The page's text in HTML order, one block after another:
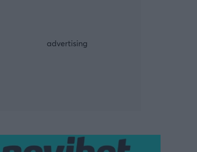
Προολυμπιακό Τουρνουά